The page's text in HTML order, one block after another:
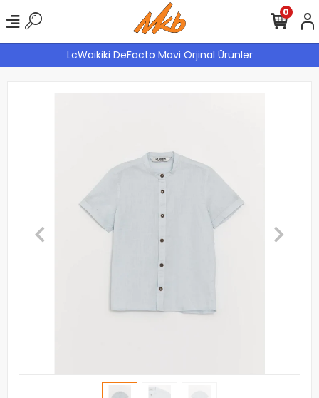
LcWaikiki DeFacto Mavi Orjinal Ürünler
0